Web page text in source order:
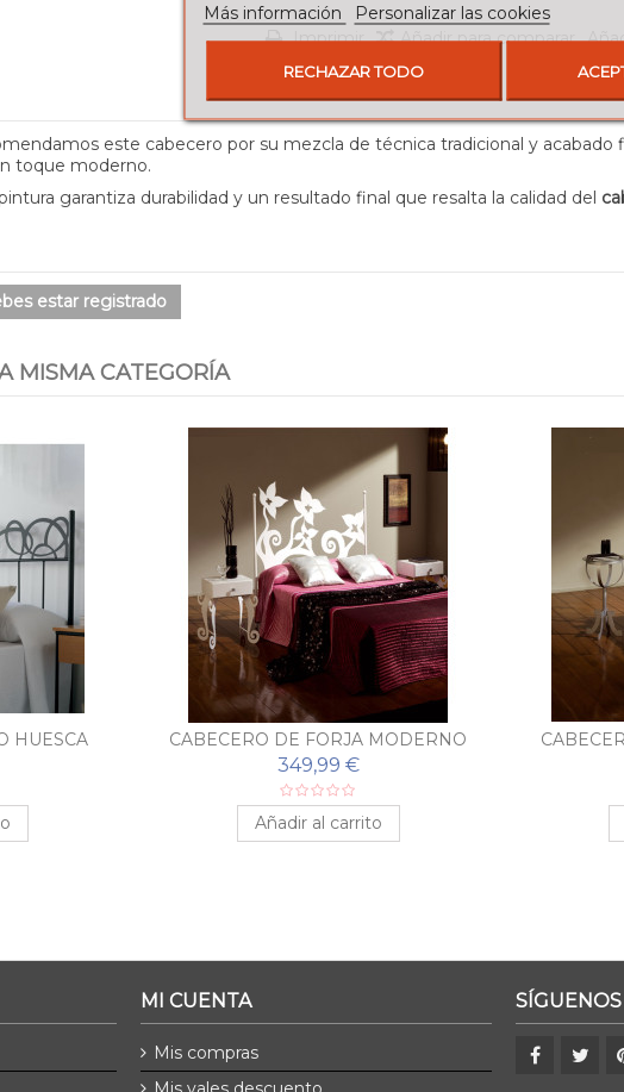
Imprimir Añadir para comparar
este cabecero por su mezcla de técnica tradicional y
toque moderno.
garantiza durabilidad y un resultado final que resalta la calidad del
estar registrado
MISMA CATEGORÍA
HUESCA
CABECERO DE FORJA MODERNO
BEGOÑA
349,99 €
Añadir al carrito
MI CUENTA
Mis compras
Más información
Personalizar las cookies
RECHAZAR TODO